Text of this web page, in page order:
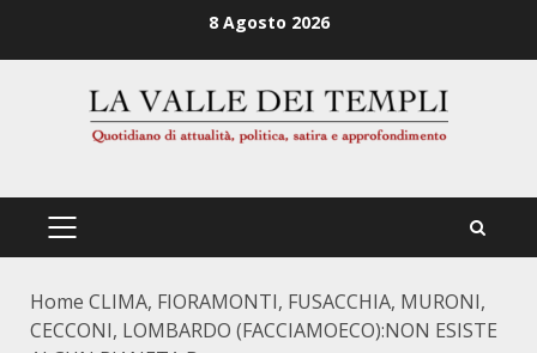
8 Agosto 2026
PRIMÄRES
Home CLIMA, FIORAMONTI, FUSACCHIA, MURONI,
CECCONI, LOMBARDO (FACCIAMOECO):NON ESISTE